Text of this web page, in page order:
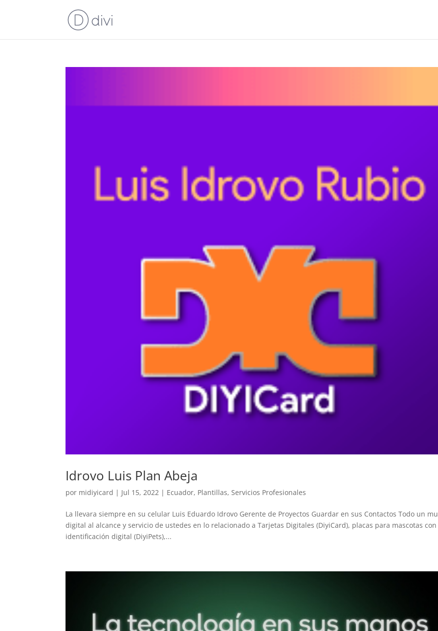
Idrovo Luis Plan Abeja
por midiyicard | Jul 15, 2022 | Ecuador, Plantillas, Servicios Profesionales
La llevara siempre en su celular Luis Eduardo Idrovo Gerente de Proyectos Guardar en sus Contactos Todo un
digital al alcance y servicio de ustedes en lo relacionado a Tarjetas Digitales (DiyiCard), placas para mascotas con
identificación digital (DiyiPets),...